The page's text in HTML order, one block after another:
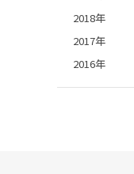
2018年
2017年
2016年